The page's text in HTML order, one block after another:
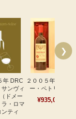
年 DRC
サンヴィ
ドメー
ラ・ロマ
ティ
２００５年 シャト
ー・ペトリュス
¥935,000
❯